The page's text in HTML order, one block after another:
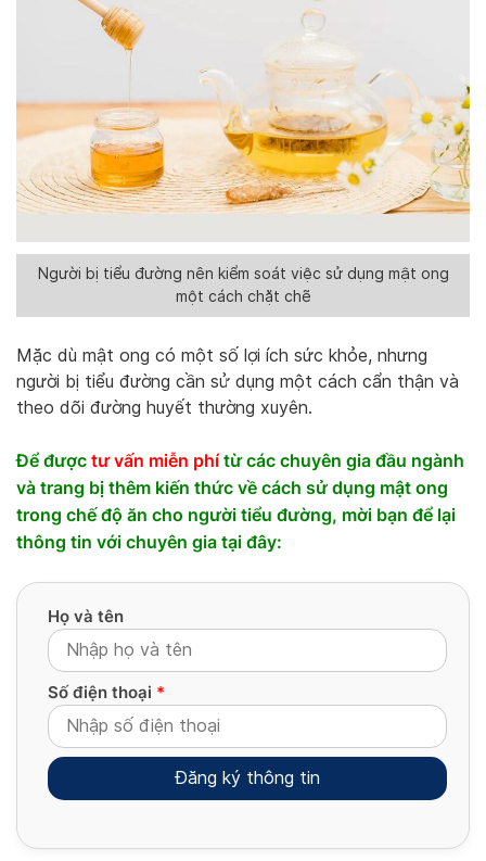
Người bị tiểu đường nên kiểm soát việc sử dụng mật ong
một cách chặt chẽ
Mặc dù mật ong có một số lợi ích sức khỏe, nhưng
người bị tiểu đường cần sử dụng một cách cẩn thận và
theo dõi đường huyết thường xuyên.
Để được tư vấn miễn phítừ các chuyên gia đầu ngành
và trang bị thêm kiến thức về cách sử dụng mật ong
trong chế độ ăn cho người tiểu đường, mời bạn để lại
thông tin với chuyên gia tại đây:
Họ và tên
Số điện thoại *